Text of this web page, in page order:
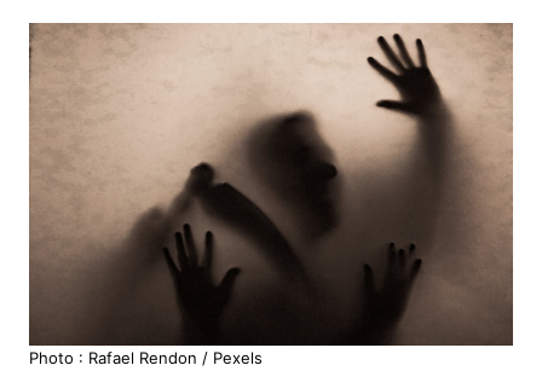
Photo : Rafael Rendon / Pexels